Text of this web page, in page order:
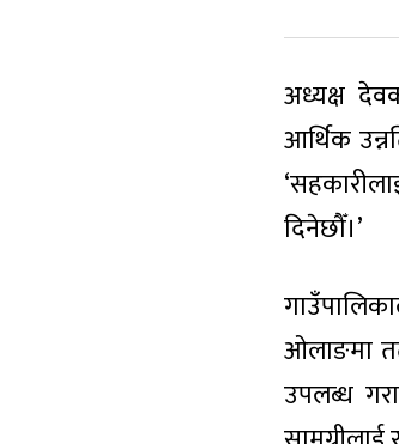
अध्यक्ष
आर्थिक
दिनेछौँ।’
ओलाङमा
उपलब्ध